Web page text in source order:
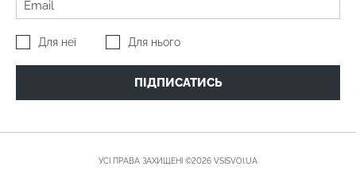
Для неї Для нього
ПІДПИСАТИСЬ
УСІ ПРАВА ЗАХИЩЕНІ ©2026 VSISVOI.UA